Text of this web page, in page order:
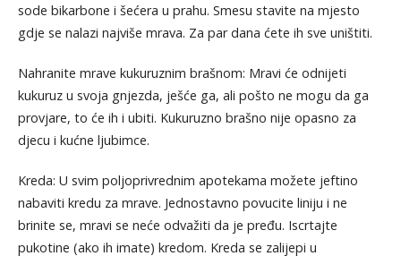
sode bikarbone i šećera u prahu. Smesu stavite na mjesto
gdje se nalazi najviše mrava. Za par dana ćete ih sve uništiti.
Nahranite mrave kukuruznim brašnom: Mravi će odnijeti
kukuruz u svoja gnjezda, ješće ga, ali pošto ne mogu da ga
provjare, to će ih i ubiti. Kukuruzno brašno nije opasno za
djecu i kućne ljubimce.
Kreda: U svim poljoprivrednim apotekama možete jeftino
nabaviti kredu za mrave. Jednostavno povucite liniju i ne
brinite se, mravi se neće odvažiti da je pređu. Iscrtajte
pukotine (ako ih imate) kredom. Kreda se zalijepi u